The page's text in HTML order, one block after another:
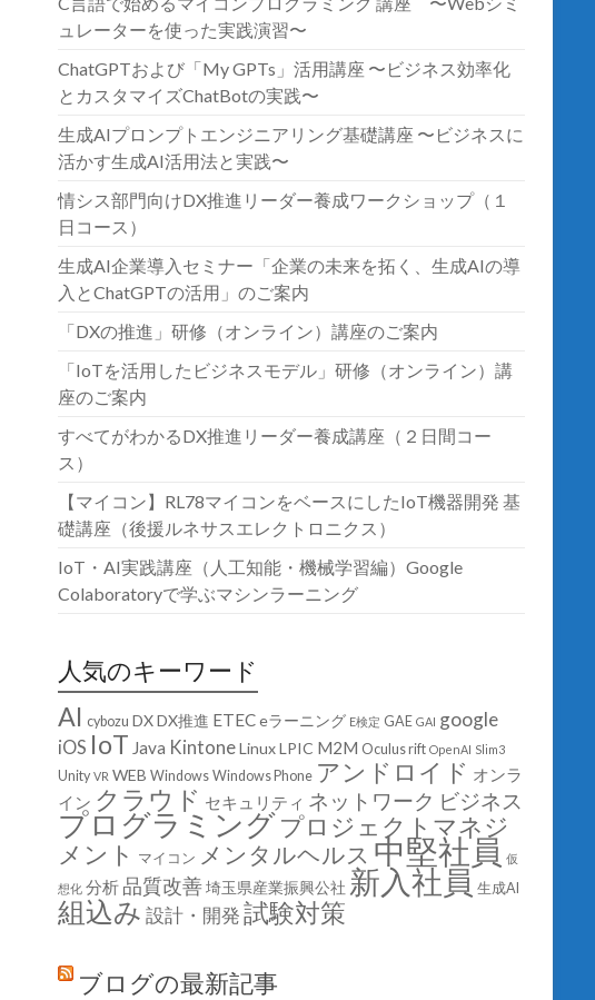
ュレーターを使った実践演習〜
ChatGPTおよび「My GPTs」活用講座 〜ビジネス効率化
とカスタマイズChatBotの実践〜
生成AIプロンプトエンジニアリング基礎講座 〜ビジネスに
活かす生成AI活用法と実践〜
情シス部門向けDX推進リーダー養成ワークショップ（１
日コース）
生成AI企業導入セミナー「企業の未来を拓く、生成AIの導
入とChatGPTの活用」のご案内
「DXの推進」研修（オンライン）講座のご案内
「IoTを活用したビジネスモデル」研修（オンライン）講
座のご案内
すべてがわかるDX推進リーダー養成講座（２日間コー
ス）
【マイコン】RL78マイコンをベースにしたIoT機器開発 基
礎講座（後援ルネサスエレクトロニクス）
IoT・AI実践講座（人工知能・機械学習編）Google
Colaboratoryで学ぶマシンラーニング
人気のキーワード
AI cybozu DXDX推進 ETECeラーニング E検定 GAE GAI google
iOS IoT Java KintoneLinuxLPIC M2M Oculus rift OpenAI Slim3
Unity VR WEB Windows Windows Phone アンドロイド オンラ
イン クラウド セキュリティ ネットワーク ビジネス
プログラミングプロジェクトマネジ
メント
マイコン メンタルヘルス 中堅社員 仮
想化 分析 品質改善埼玉県産業振興公社 新入社員 生成AI
組込み 設計・開発試験対策
ブログの最新記事